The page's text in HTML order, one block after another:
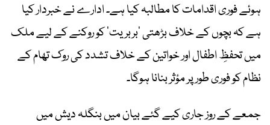
ہوئے فوری اقدامات کا مطالبہ کیا ہے۔ ادارے نے خبردار کیا
ہے کہ بچوں کے خلاف بڑھتی ’بربریت‘ کو روکنے کے لیے ملک
میں تحفظِ اطفال اور خواتین کے خلاف تشدد کی روک تھام کے
نظام کو فوری طور پر مؤثر بنانا ہوگا۔
جمعے کے روز جاری کیے گئے بیان میں بنگلہ دیش میں